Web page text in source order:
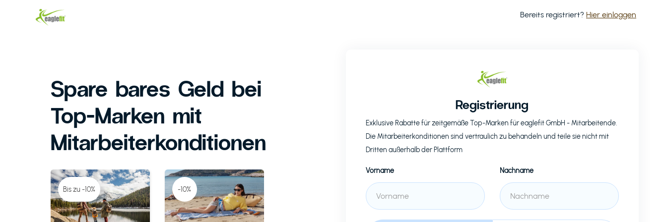
Bereits registriert? Hier einloggen
Spare bares Geld bei
Top-Marken mit
Mitarbeiterkonditionen
Bis zu -10% -10%
Registrierung
Exklusive Rabatte für zeitgemäße Top-Marken füreaglefit GmbH - Mitarbeitende.
Die Mitarbeiterkonditionen sind vertraulich zu behandeln und teile sie nicht mit
Dritten außerhalb der Plattform
Vorname Nachname